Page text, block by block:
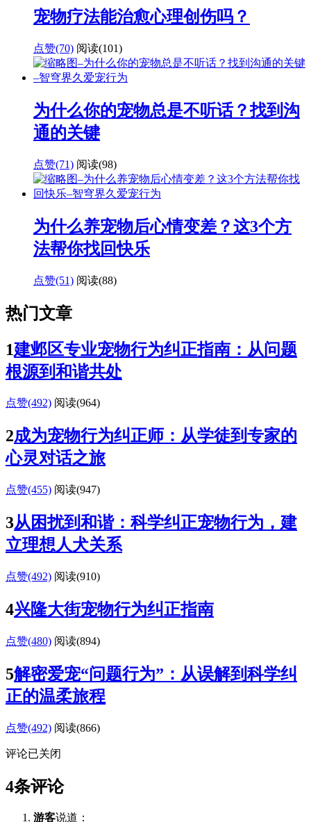
宠物疗法能治愈心理创伤吗？
点赞(70) 阅读(101)
为什么你的宠物总是不听话？找到沟
通的关键
点赞(71) 阅读(98)
为什么养宠物后心情变差？这3个方
法帮你找回快乐
点赞(51) 阅读(88)
热门文章
1建邺区专业宠物行为纠正指南：从问题
根源到和谐共处
点赞(492) 阅读(964)
2成为宠物行为纠正师：从学徒到专家的
心灵对话之旅
点赞(455) 阅读(947)
3从困扰到和谐：科学纠正宠物行为，建
立理想人犬关系
点赞(492) 阅读(910)
4兴隆大街宠物行为纠正指南
点赞(480) 阅读(894)
5解密爱宠“问题行为”：从误解到科学纠
正的温柔旅程
点赞(492) 阅读(866)
评论已关闭
4条评论
游客说道：